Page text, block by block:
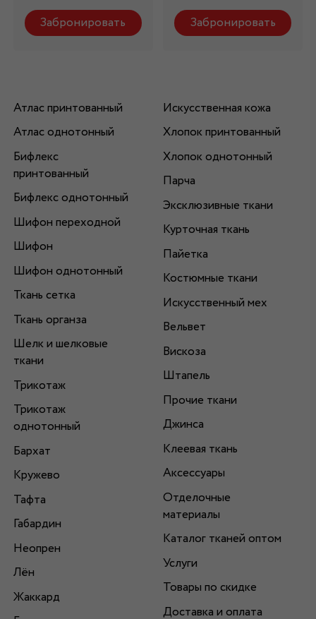
Забронировать Забронировать
Атлас принтованный
Атлас однотонный
Бифлекс
принтованный
Бифлекс однотонный
Шифон переходной
Шифон
Шифон однотонный
Ткань сетка
Ткань органза
Шелк и шелковые
ткани
Трикотаж
Трикотаж
однотонный
Бархат
Кружево
Тафта
Габардин
Неопрен
Лён
Жаккард
Искусственная кожа
Хлопок принтованный
Хлопок однотонный
Парча
Эксклюзивные ткани
Курточная ткань
Пайетка
Костюмные ткани
Искусственный мех
Вельвет
Вискоза
Штапель
Прочие ткани
Джинса
Клеевая ткань
Аксессуары
Отделочные
материалы
Каталог тканей оптом
Услуги
Товары по скидке
Доставка и оплата